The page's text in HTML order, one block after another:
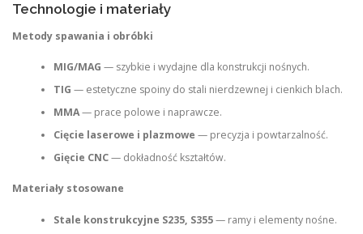
Technologie i materiały
Metody spawania i obróbki
MIG/MAG — szybkie i wydajne dla konstrukcji nośnych.
TIG — estetyczne spoiny do stali nierdzewnej i cienkich blach.
MMA— prace polowe i naprawcze.
Cięcie laserowe i plazmowe — precyzja i powtarzalność.
Gięcie CNC— dokładność kształtów.
Materiały stosowane
Stale konstrukcyjne S235, S355— ramy i elementy nośne.